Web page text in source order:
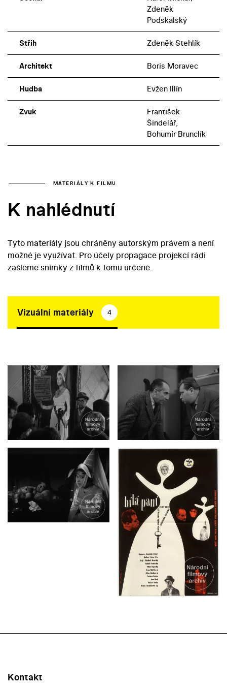
Zdeněk
Podskalský
Střih Zdeněk Stehlík
Architekt Boris Moravec
Hudba Evžen Illín
Zvuk
František
Šindelář,
Bohumír Brunclík
MATERIÁLY K FILMU
K nahlédnutí
Tyto materiály jsou chráněny autorským právem a není
možné je využívat. Pro účely propagace projekcí rádi
zašleme snímky z filmů k tomu určené.
Vizuální materiály 4
Kontakt